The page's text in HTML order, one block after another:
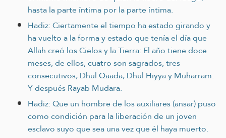
hasta la parte íntima por la parte íntima.
Hadiz: Ciertamente el tiempo ha estado girando y
ha vuelto a la forma y estado que tenía el día que
Allah creó los Cielos y la Tierra: El año tiene doce
meses, de ellos, cuatro son sagrados, tres
consecutivos, Dhul Qaada, Dhul Hiyya y Muharram.
Y después Rayab Mudara.
Hadiz: Que un hombre de los auxiliares (ansar) puso
como condición para la liberación de un joven
esclavo suyo que sea una vez que él haya muerto.